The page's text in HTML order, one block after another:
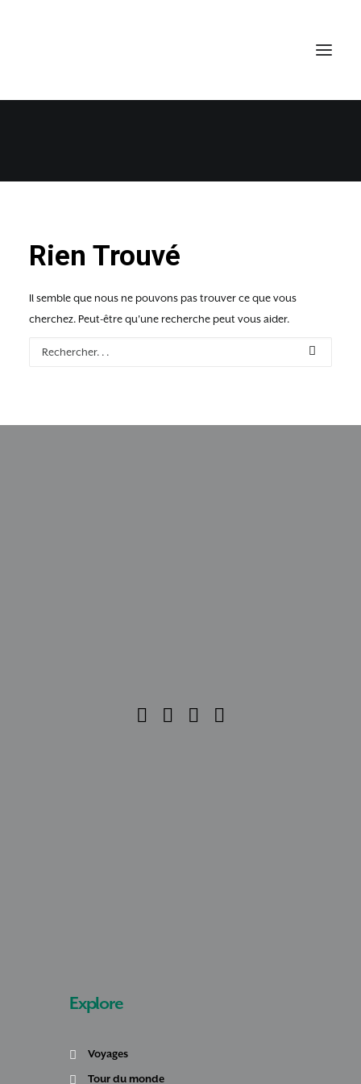
Rien Trouvé
Il semble que nous ne pouvons pas trouver ce que vous
cherchez. Peut-être qu'une recherche peut vous aider.
Explore
Voyages
Tour du monde